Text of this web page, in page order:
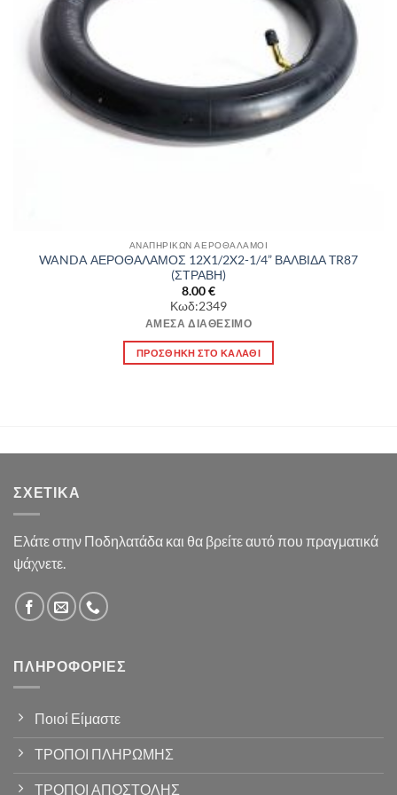
ΑΝΑΠΗΡΙΚΩΝ ΑΕΡΟΘΑΛΑΜΟΙ
WANDA ΑΕΡΟΘΑΛΑΜΟΣ 12X1/2X2-1/4” ΒΑΛΒΙΔΑ TR87
(ΣΤΡΑΒΗ)
8.00€
Κωδ:2349
ΆΜΕΣΑ ΔΙΑΘΈΣΙΜΟ
ΠΡΟΣΘΉΚΗ ΣΤΟ ΚΑΛΆΘΙ
ΣΧΕΤΙΚΆ
Ελάτε στην Ποδηλατάδα και θα βρείτε αυτό που πραγματικά
ψάχνετε.
ΠΛΗΡΟΦΟΡΊΕΣ
Ποιοί Είμαστε
ΤΡΟΠΟΙ ΠΛΗΡΩΜΗΣ
ΤΡΟΠΟΙ ΑΠΟΣΤΟΛΗΣ